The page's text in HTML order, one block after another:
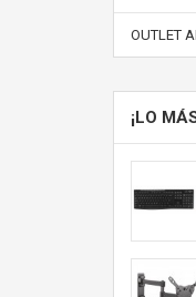
OUTLET
¡LO